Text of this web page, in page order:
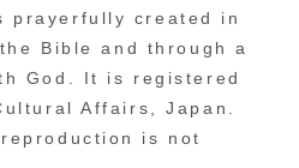
prayerfully created in
Bible and through a
God. It is registered
Affairs, Japan.
is not